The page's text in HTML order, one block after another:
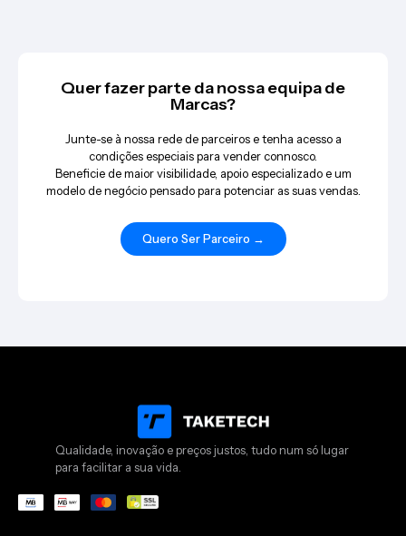
Quer fazer parte da nossa equipa de
Marcas?
Junte-se à nossa rede de parceiros e tenha acesso a
condições especiais para vender connosco.
Beneficie de maior visibilidade, apoio especializado e um
modelo de negócio pensado para potenciar as suas vendas.
Quero Ser Parceiro →
Qualidade, inovação e preços justos, tudo num só lugar
para facilitar a sua vida.